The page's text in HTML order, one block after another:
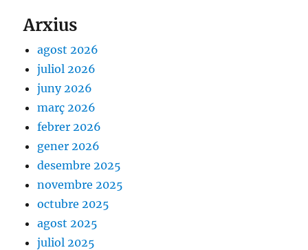
Arxius
agost 2026
juliol 2026
juny 2026
març 2026
febrer 2026
gener 2026
desembre 2025
novembre 2025
octubre 2025
agost 2025
juliol 2025